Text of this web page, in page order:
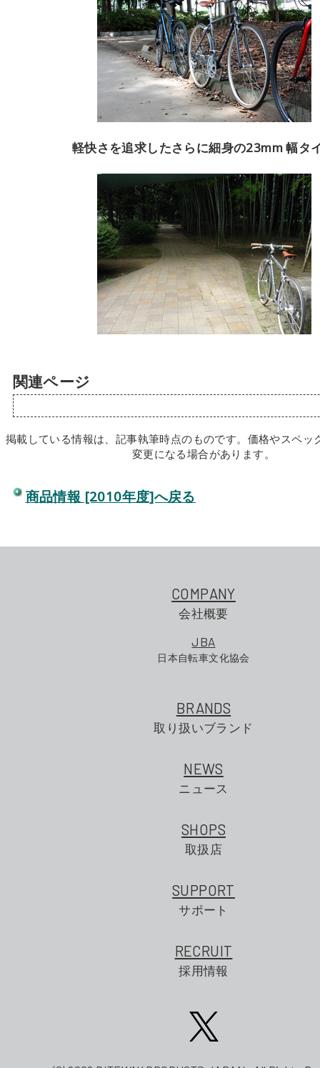
軽快さを追求したさらに細身の23mm 幅タ
関連ページ
掲載している情報は、記事執筆時点のものです。価格やスペッ
変更になる場合があります。
商品情報 [2010年度]へ戻る
COMPANY
会社概要
JBA
日本自転車文化協会
BRANDS
取り扱いブランド
NEWS
ニュース
SHOPS
取扱店
SUPPORT
サポート
RECRUIT
採用情報